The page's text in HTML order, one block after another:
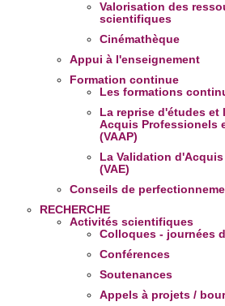
Valorisation des
scientifiques
Cinémathèque
Appui à l'enseignement
Formation continue
Les formations
La reprise d'études et
Acquis Professionels
(VAAP)
La Validation
(VAE)
Conseils de
RECHERCHE
Activités scientifiques
Colloques - journées
Conférences
Soutenances
Appels à projets /